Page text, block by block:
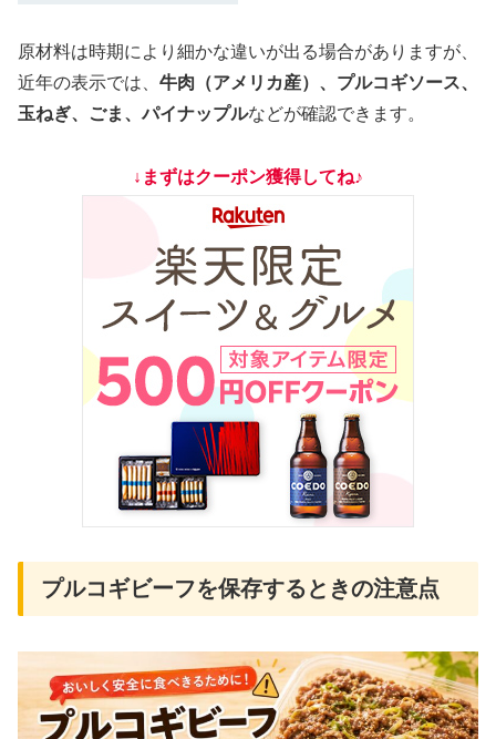
原材料は時期により細かな違いが出る場合がありますが、
近年の表示では、 牛肉（アメリカ産）、プルコギソース、
玉ねぎ、ごま、パイナップルなどが確認できます。
↓まずはクーポン獲得してね♪
プルコギビーフを保存するときの注意点